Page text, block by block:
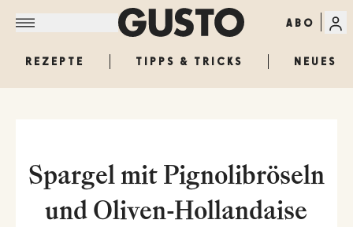
ABO
REZEPTE TIPPS & TRICKS NEUES
Spargel mit Pignolibröseln
und Oliven-Hollandaise